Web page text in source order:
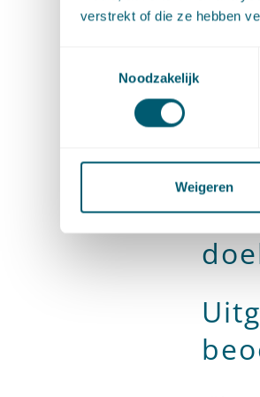
verstrekt of die ze hebben
Noodzakelijk
Weigeren
primaire
gaat,
De